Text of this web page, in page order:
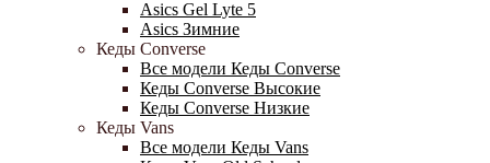
Asics Gel Lyte 5
Asics Зимние
Кеды Converse
Все модели Кеды Converse
Кеды Converse Высокие
Кеды Converse Низкие
Кеды Vans
Все модели Кеды Vans